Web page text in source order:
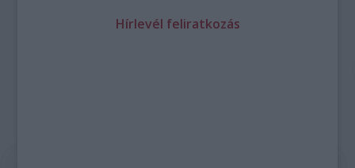
Hírlevél feliratkozás